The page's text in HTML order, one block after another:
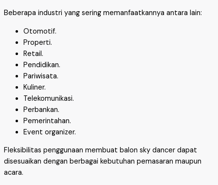
Beberapa industri yang sering memanfaatkannya antara lain:
Otomotif.
Properti.
Retail.
Pendidikan.
Pariwisata.
Kuliner.
Telekomunikasi.
Perbankan.
Pemerintahan.
Event organizer.
Fleksibilitas penggunaan membuat balon sky dancer dapat
disesuaikan dengan berbagai kebutuhan pemasaran maupun
acara.